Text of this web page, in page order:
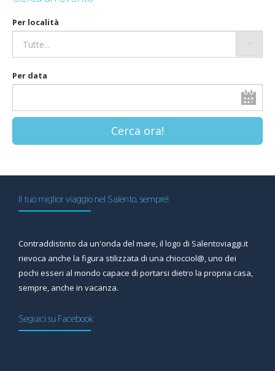
Per località
Per data
Cerca ora!
Il tuo miglior viaggio nel Salento, sempre!
Contraddistinto da un'onda del mare, il logo di Salentoviaggi.it
rievoca anche la figura stilizzata di una chiocciol@, uno dei
pochi esseri al mondo capace di portarsi dietro la propria casa,
sempre, anche in vacanza.
Seguici su Facebook